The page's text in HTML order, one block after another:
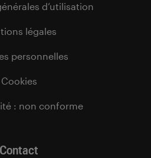
d’utilisation
légales
personnelles
Cookies
: non conforme
Contact